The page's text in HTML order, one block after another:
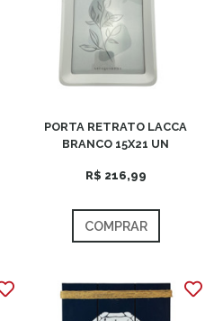
PORTA RETRATO LACCA
BRANCO 15X21 UN
R$ 216,99
COMPRAR